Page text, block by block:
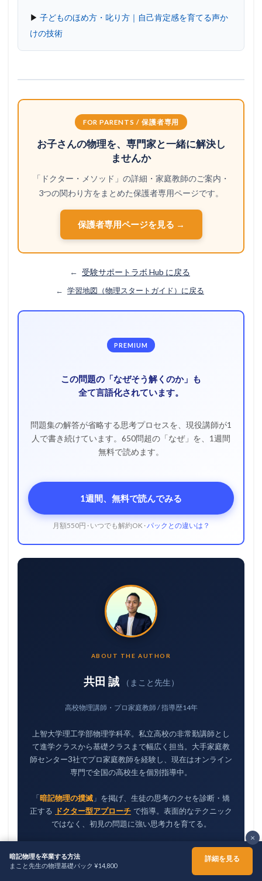
▶ 子どものほめ方・叱り方｜自己肯定感を育てる声か
けの技術
FOR PARENTS / 保護者専用
お子さんの物理を、専門家と一緒に解決し
ませんか
「ドクター・メソッド」の詳細・家庭教師のご案内・
3つの関わり方をまとめた保護者専用ページです。
保護者専用ページを見る →
← 受験サポートラボ Hub に戻る
← 学習地図（物理スタートガイド）に戻る
PREMIUM
この問題の「なぜそう解くのか」も
全て言語化されています。
問題集の解答が省略する思考プロセスを、現役講師が1
人で書き続けています。650問超の「なぜ」を、1週間
無料で読めます。
1週間、無料で読んでみる
月額550円 · いつでも解約OK · パックとの違いは？
ABOUT THE AUTHOR
共田 誠 （まこと先生）
高校物理講師・プロ家庭教師 / 指導歴14年
上智大学理工学部物理学科卒。私立高校の非常勤講師とし
て進学クラスから基礎クラスまで幅広く担当。大手家庭教
師センター3社でプロ家庭教師を経験し、現在はオンライン
専門で全国の高校生を個別指導中。
「暗記物理の撲滅 」を掲げ、生徒の思考のクセを診断・矯
正する ドクター型アプローチ で指導。表面的なテクニック
ではなく、初見の問題に強い思考力を育てる。
800 + 11,200
×
暗記物理を卒業する方法
まこと先生の物理基礎パック ¥14,800
詳細を見る